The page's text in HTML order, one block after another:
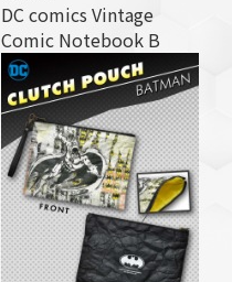
DC comics Vintage
Comic Notebook B